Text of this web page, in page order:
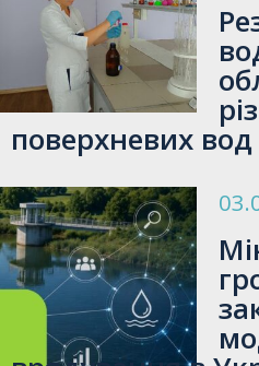
поверхневих вод